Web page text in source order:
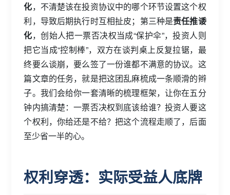
化，不清楚该在投资协议中的哪个环节设置这个权
利，导致后期执行时互相扯皮；第三种是责任推诿
化，创始人把一票否决权当成“保护伞”，投资人则
把它当成“控制棒”，双方在谈判桌上反复拉锯，最
终要么谈崩，要么签了一份谁都不满意的协议。这
篇文章的任务，就是把这团乱麻梳成一条顺滑的辫
子。我们会给你一套清晰的梳理框架，让你在五分
钟内搞清楚：一票否决权到底该给谁？投资人要这
个权利，你给还是不给？把这个流程走顺了，后面
至少省一半的心。
权利穿透：实际受益人底牌